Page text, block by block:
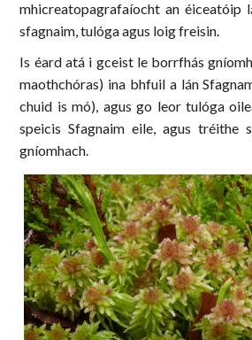
mhicreatopagrafaíocht an éiceatóip
sfagnaim, tulóga agus loig freisin.
Is éard atá i gceist le borrfhás
maothchóras) ina bhfuil a lán
chuid is mó), agus go leor tulóga
speicis Sfagnaim eile, agus tréithe
gníomhach.